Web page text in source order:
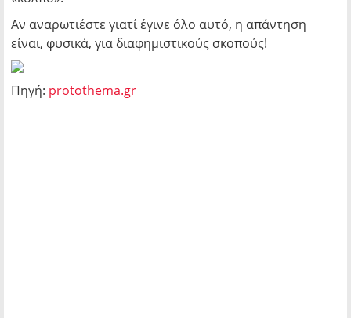
Αν αναρωτιέστε γιατί έγινε όλο αυτό, η απάντηση
είναι, φυσικά, για διαφημιστικούς σκοπούς!
Πηγή: protothema.gr